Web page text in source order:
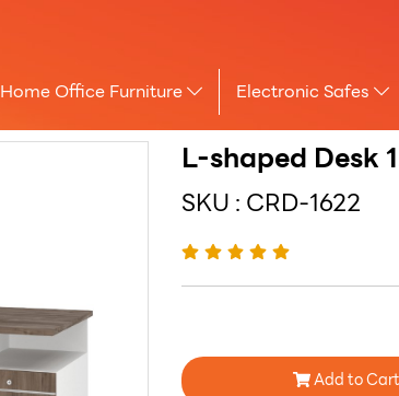
Home Office Furniture Electronic Safes
L-shaped Desk
SKU : CRD-1622
Add to Cart